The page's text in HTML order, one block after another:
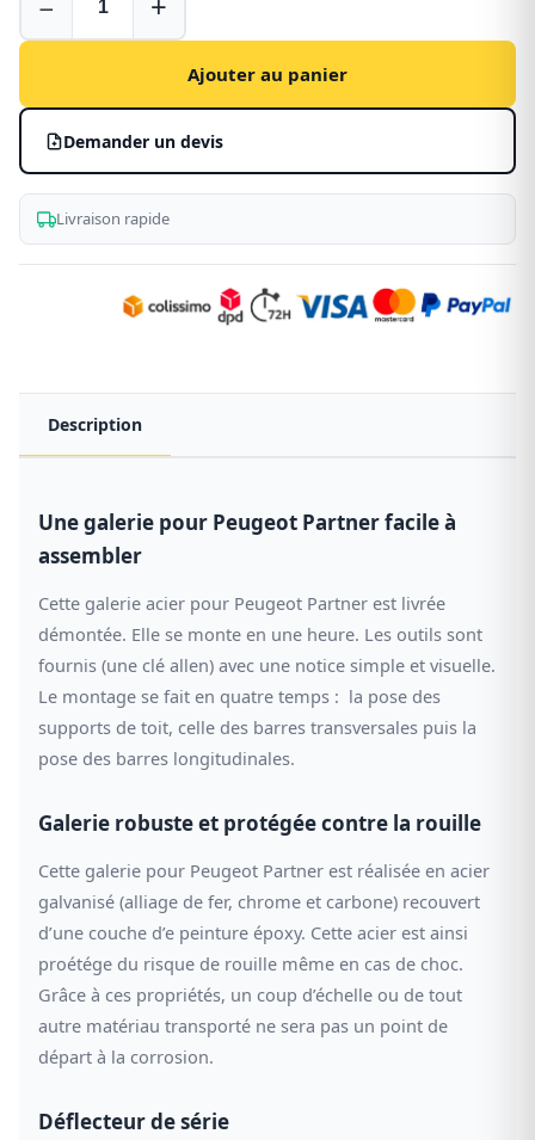
pour
Peugeot
en
acier
Ajouter au panier
Demander un devis
Livraison rapide
Description
Une galerie pour Peugeot Partner facile à
assembler
Cette galerie acier pour Peugeot Partner est livrée
démontée. Elle se monte en une heure. Les outils sont
fournis (une clé allen) avec une notice simple et visuelle.
Le montage se fait en quatre temps : la pose des
supports de toit, celle des barres transversales puis la
pose des barres longitudinales.
Galerie robuste et protégée contre la rouille
Cette galerie pour Peugeot Partner est réalisée en acier
galvanisé (alliage de fer, chrome et carbone) recouvert
d’une couche d’e peinture époxy. Cette acier est ainsi
proétége du risque de rouille même en cas de choc.
Grâce à ces propriétés, un coup d’échelle ou de tout
autre matériau transporté ne sera pas un point de
départ à la corrosion.
Déflecteur de série